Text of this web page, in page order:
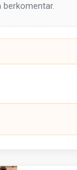
berkomentar.